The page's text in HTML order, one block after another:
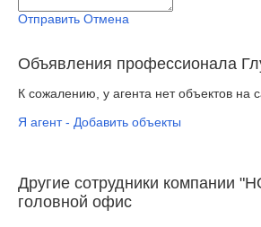
Отправить Отмена
Объявления профессионала
К сожалению, у агента нет объектов на
Я агент - Добавить объекты
Другие сотрудники компании
головной офис